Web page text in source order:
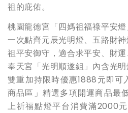
祖的庇佑。
桃園龍德宮「四媽祖福祿平安
一次點齊元辰光明燈、五路財
祖平安御守，適合求平安、財
奉天宮「光明順遂組」內含光
雙重加持限時優惠1888元即可
商品區」精選多項開運商品最
上祈福點燈平台消費滿2000